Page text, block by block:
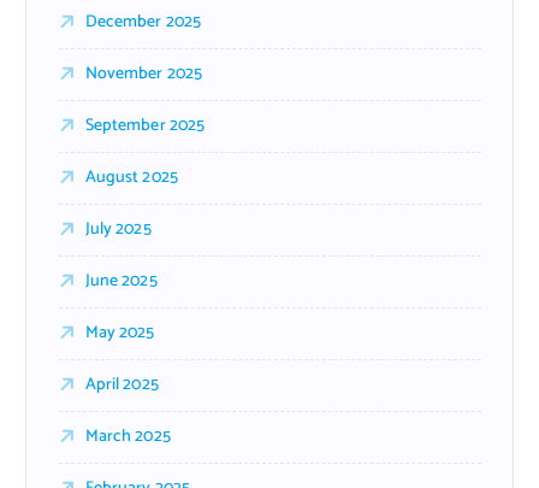
December 2025
November 2025
September 2025
August 2025
July 2025
June 2025
May 2025
April 2025
March 2025